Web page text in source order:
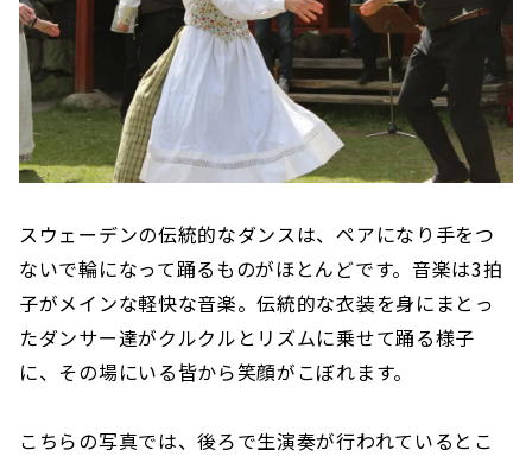
スウェーデンの伝統的なダンスは、ペアになり手をつ
ないで輪になって踊るものがほとんどです。音楽は3拍
子がメインな軽快な音楽。伝統的な衣装を身にまとっ
たダンサー達がクルクルとリズムに乗せて踊る様子
に、その場にいる皆から笑顔がこぼれます。
こちらの写真では、後ろで生演奏が行われているとこ